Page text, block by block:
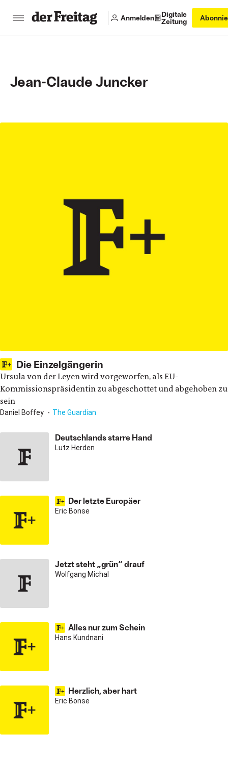
Anmelden
Digitale
Zeitung
Jean-Claude Juncker
Die Einzelgängerin
Ursula von der Leyen wird vorgeworfen, als EU-
Kommissionspräsidentin zu abgeschottet und abgehoben zu
sein
Daniel Boffey The Guardian
Deutschlands starre Hand
Lutz Herden
Der letzte Europäer
Eric Bonse
Jetzt steht „grün“ drauf
Wolfgang Michal
Alles nur zum Schein
Hans Kundnani
Herzlich, aber hart
Eric Bonse